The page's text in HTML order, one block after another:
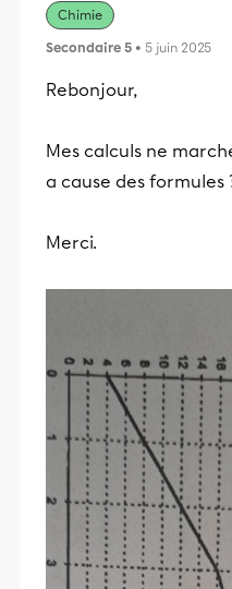
Chimie
Secondaire 5 • 5 juin 2025
Rebonjour,
Mes calculs ne
a cause des formules
Merci.